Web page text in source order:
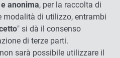
anonima, per la raccolta di
di utilizzo, entrambi
" si dà il consenso
di terze parti.
sarà possibile utilizzare il